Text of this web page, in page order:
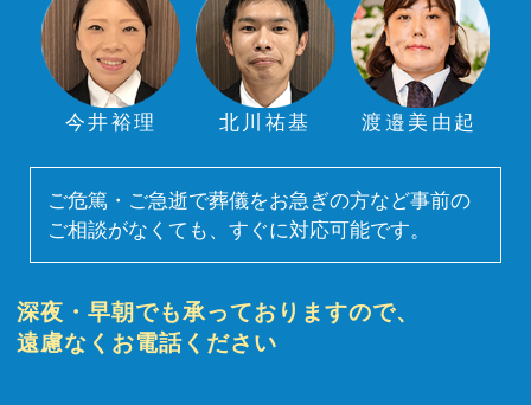
今井裕理 北川祐基 渡邉美由起
ご危篤・ご急逝で葬儀をお急ぎの方など事前の
ご相談がなくても、すぐに対応可能です。
深夜・早朝でも承っておりますので、
遠慮なくお電話ください